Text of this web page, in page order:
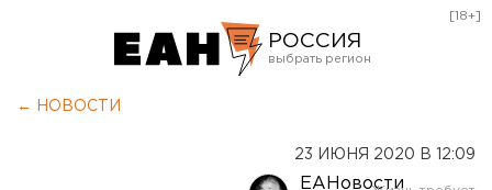
РОССИЯ
[18+]
← НОВОСТИ
23 ИЮНЯ 2020 В 12:09
ЕАНовости